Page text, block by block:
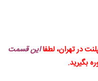
در تهران، لطفااین قسمت
بگیرید.